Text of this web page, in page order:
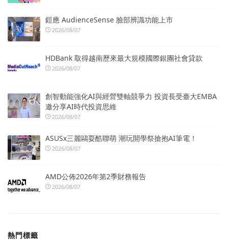
鎧應 AudienceSense 臉部辨識功能上市
2026/08/07
HDBank 取得越南歷來最大規模國際銀團社會貸款
2026/08/07
創智動能強化AI與經營雙軸競爭力 投資長受臺大EMBA
邀分享AI時代投資思維
2026/08/07
ASUSx三麗鷗耍酷聯萌 潮玩開學祭搶抱AI筆電！
2026/08/07
AMD公佈2026年第2季財務報告
2026/08/07
熱門標籤